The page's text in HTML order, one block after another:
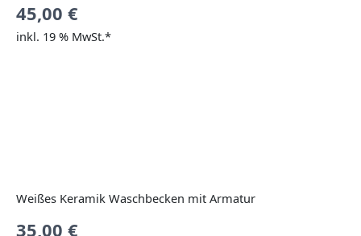
45,00 €
inkl. 19 % MwSt.*
Weißes Keramik Waschbecken mit Armatur
35,00 €